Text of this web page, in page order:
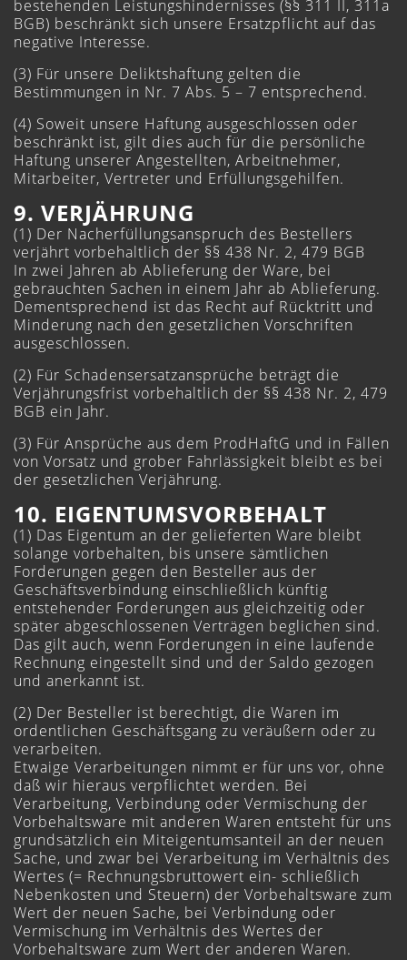
bestehenden Leistungshindernisses (§§ 311 II, 311a
BGB) beschränkt sich unsere Ersatzpflicht auf das
negative Interesse.
(3) Für unsere Deliktshaftung gelten die
Bestimmungen in Nr. 7 Abs. 5 – 7 entsprechend.
(4) Soweit unsere Haftung ausgeschlossen oder
beschränkt ist, gilt dies auch für die persönliche
Haftung unserer Angestellten, Arbeitnehmer,
Mitarbeiter, Vertreter und Erfüllungsgehilfen.
9. VERJÄHRUNG
(1) Der Nacherfüllungsanspruch des Bestellers
verjährt vorbehaltlich der §§ 438 Nr. 2, 479 BGB
In zwei Jahren ab Ablieferung der Ware, bei
gebrauchten Sachen in einem Jahr ab Ablieferung.
Dementsprechend ist das Recht auf Rücktritt und
Minderung nach den gesetzlichen Vorschriften
ausgeschlossen.
(2) Für Schadensersatzansprüche beträgt die
Verjährungsfrist vorbehaltlich der §§ 438 Nr. 2, 479
BGB ein Jahr.
(3) Für Ansprüche aus dem ProdHaftG und in Fällen
von Vorsatz und grober Fahrlässigkeit bleibt es bei
der gesetzlichen Verjährung.
10. EIGENTUMSVORBEHALT
(1) Das Eigentum an der gelieferten Ware bleibt
solange vorbehalten, bis unsere sämtlichen
Forderungen gegen den Besteller aus der
Geschäftsverbindung einschließlich künftig
entstehender Forderungen aus gleichzeitig oder
später abgeschlossenen Verträgen beglichen sind.
Das gilt auch, wenn Forderungen in eine laufende
Rechnung eingestellt sind und der Saldo gezogen
und anerkannt ist.
(2) Der Besteller ist berechtigt, die Waren im
ordentlichen Geschäftsgang zu veräußern oder zu
verarbeiten.
Etwaige Verarbeitungen nimmt er für uns vor, ohne
daß wir hieraus verpflichtet werden. Bei
Verarbeitung, Verbindung oder Vermischung der
Vorbehaltsware mit anderen Waren entsteht für uns
grundsätzlich ein Miteigentumsanteil an der neuen
Sache, und zwar bei Verarbeitung im Verhältnis des
Wertes (= Rechnungsbruttowert ein- schließlich
Nebenkosten und Steuern) der Vorbehaltsware zum
Wert der neuen Sache, bei Verbindung oder
Vermischung im Verhältnis des Wertes der
Vorbehaltsware zum Wert der anderen Waren.